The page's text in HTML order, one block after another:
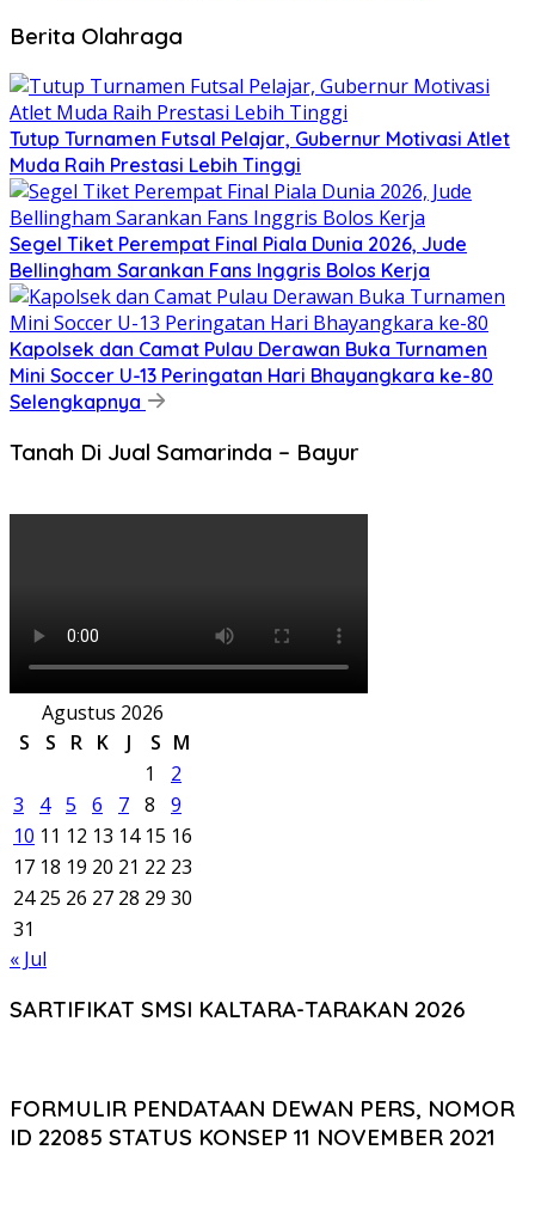
Berita Olahraga
Tutup Turnamen Futsal Pelajar, Gubernur Motivasi Atlet
Muda Raih Prestasi Lebih Tinggi
Segel Tiket Perempat Final Piala Dunia 2026, Jude
Bellingham Sarankan Fans Inggris Bolos Kerja
Kapolsek dan Camat Pulau Derawan Buka Turnamen
Mini Soccer U-13 Peringatan Hari Bhayangkara ke-80
Selengkapnya
Tanah Di Jual Samarinda – Bayur
Agustus 2026
S
S R K J S M
1
2
3
4 5 6 7 8
9
10 11 12 13 14 15 16
17 18 19 20 21 22 23
24 25 26 27 28 29 30
31
« Jul
SARTIFIKAT SMSI KALTARA-TARAKAN 2026
FORMULIR PENDATAAN DEWAN PERS, NOMOR
ID 22085 STATUS KONSEP 11 NOVEMBER 2021